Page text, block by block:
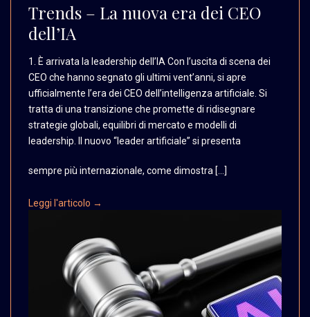
Trends – La nuova era dei CEO
dell’IA
1. È arrivata la leadership dell’IA Con l’uscita di scena dei
CEO che hanno segnato gli ultimi vent’anni, si apre
ufficialmente l’era dei CEO dell’intelligenza artificiale. Si
tratta di una transizione che promette di ridisegnare
strategie globali, equilibri di mercato e modelli di
leadership. Il nuovo “leaderartificiale” si presenta
sempre più internazionale, come dimostra […]
Leggi l'articolo →